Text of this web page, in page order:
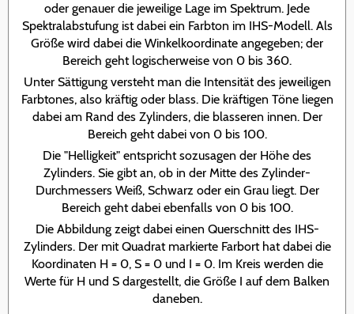
oder genauer die jeweilige Lage im Spektrum. Jede
Spektralabstufung ist dabei ein Farbton im IHS-Modell. Als
Größe wird dabei die Winkelkoordinate angegeben; der
Bereich geht logischerweise von 0 bis 360.
Unter Sättigung versteht man die Intensität des jeweiligen
Farbtones, also kräftig oder blass. Die kräftigen Töne liegen
dabei am Rand des Zylinders, die blasseren innen. Der
Bereich geht dabei von 0 bis 100.
Die "Helligkeit" entspricht sozusagen der Höhe des
Zylinders. Sie gibt an, ob in der Mitte des Zylinder-
Durchmessers Weiß, Schwarz oder ein Grau liegt. Der
Bereich geht dabei ebenfalls von 0 bis 100.
Die Abbildung zeigt dabei einen Querschnitt des IHS-
Zylinders. Der mit Quadrat markierte Farbort hat dabei die
Koordinaten H = 0, S = 0 und I = 0. Im Kreis werden die
Werte für H und S dargestellt, die Größe I auf dem Balken
daneben.